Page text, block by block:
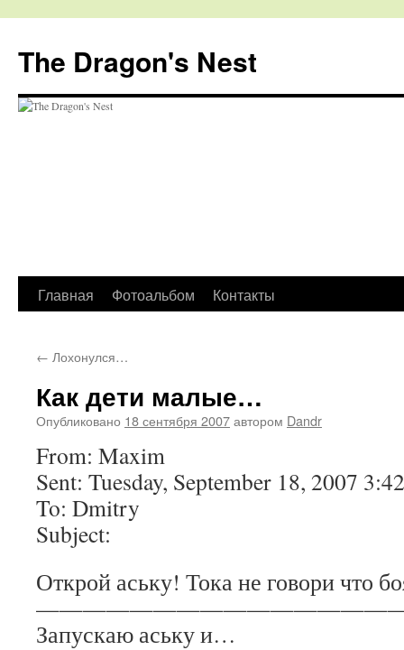
The Dragon's Nest
Перейти
содержимому
Главная Фотоальбом Контакты
← Лохонулся…
Как дети малые…
Опубликовано 18 сентября 2007автором Dandr
From: Maxim
Sent: Tuesday, September 18, 2007
To: Dmitry
Subject:
Открой аську! Тока не говори что
Запускаю аську и…